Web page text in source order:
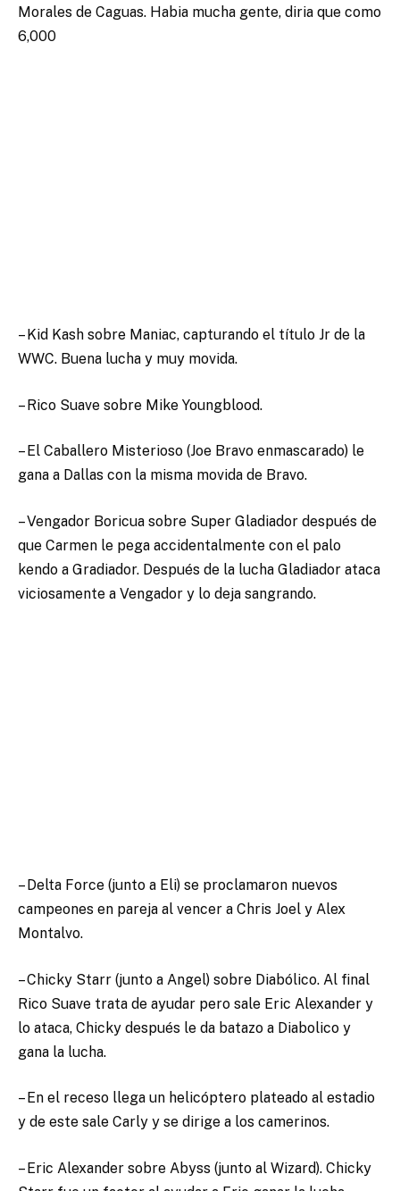
Morales de Caguas. Habia mucha gente, diria que como
6,000
– Kid Kash sobre Maniac, capturando el título Jr de la
WWC. Buena lucha y muy movida.
– Rico Suave sobre Mike Youngblood.
– El Caballero Misterioso (Joe Bravo enmascarado) le
gana a Dallas con la misma movida de Bravo.
– Vengador Boricua sobre Super Gladiador después de
que Carmen le pega accidentalmente con el palo
kendo a Gradiador. Después de la lucha Gladiador ataca
viciosamente a Vengador y lo deja sangrando.
– Delta Force (junto a Eli) se proclamaron nuevos
campeones en pareja al vencer a Chris Joel y Alex
Montalvo.
– Chicky Starr (junto a Angel) sobre Diabólico. Al final
Rico Suave trata de ayudar pero sale Eric Alexander y
lo ataca, Chicky después le da batazo a Diabolico y
gana la lucha.
– En el receso llega un helicóptero plateado al estadio
y de este sale Carly y se dirige a los camerinos.
– Eric Alexander sobre Abyss (junto al Wizard). Chicky